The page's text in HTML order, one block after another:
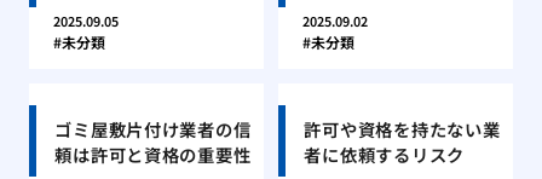
2025.09.05
未分類
2025.09.02
未分類
ゴミ屋敷片付け業者の信
頼は許可と資格の重要性
許可や資格を持たない業
者に依頼するリスク